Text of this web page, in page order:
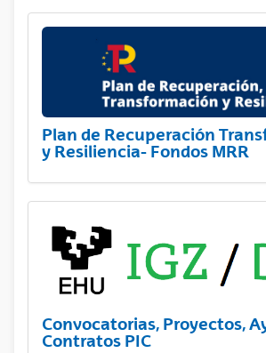
Plan de Recuperación
y Resiliencia- Fondos MRR
Convocatorias, Proyectos,
Contratos PIC